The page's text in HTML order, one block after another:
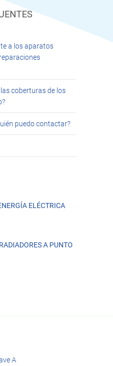
a los aparatos
coberturas de los
puedo contactar?
ELÉCTRICA
A PUNTO
A